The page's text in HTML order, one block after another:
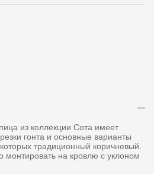
из коллекции Сота имеет
гонта и основные варианты
традиционный коричневый.
на кровлю с уклоном